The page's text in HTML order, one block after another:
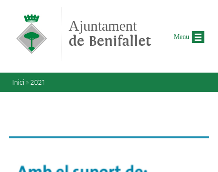
Ajuntament
de Benifallet
Esteu aquí
Inici »2021
Menu